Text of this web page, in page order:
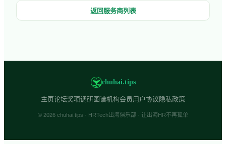
返回服务商列表
chuhai.tips
主页论坛奖项调研图谱机构会员 用户协议 隐私政策
© 2026 chuhai.tips · HRTech出海俱乐部 · 让出海HR不再孤单